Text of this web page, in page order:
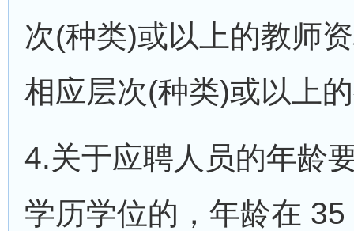
次(种类)或以上的教师
相应层次(种类)或以上
4.关于应聘人员的年龄
学历学位的，年龄在